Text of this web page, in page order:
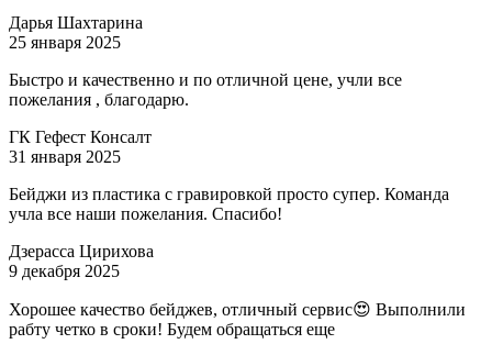
Дарья Шахтарина
25 января 2025
Быстро и качественно и по отличной цене, учли все
пожелания , благодарю.
ГК Гефест Консалт
31 января 2025
Бейджи из пластика с гравировкой просто супер. Команда
учла все наши пожелания. Спасибо!
Дзерасса Цирихова
9 декабря 2025
Хорошее качество бейджев, отличный сервис😍 Выполнили
рабту четко в сроки! Будем обращаться еще